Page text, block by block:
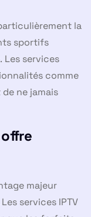
la
sportifs
services
comme
ne jamais
majeur
Les services IPTV